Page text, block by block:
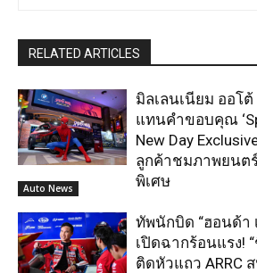
RELATED ARTICLES
Auto News
มิลเลนเนียม ออโ
แทนคำขอบคุณ
New Day
ลูกค้าชมภาพยนต
พิเศษ
ทัพนักบิด “ฮอนด้า
เปิดฉากร้อนแรง!
ติดหัวแถว ARRC